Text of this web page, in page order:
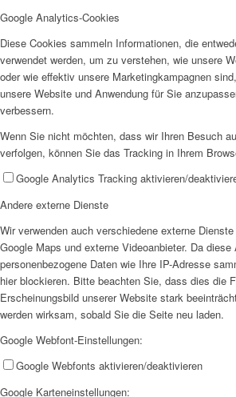
Google Analytics-Cookies
Diese Cookies sammeln Informationen, die
verwendet werden, um zu verstehen, wie unsere
oder wie effektiv unsere Marketingkampagnen
unsere Website und Anwendung für Sie
verbessern.
Wenn Sie nicht möchten, dass wir Ihren Besuch
verfolgen, können Sie das Tracking in Ihrem
Google Analytics Tracking aktivieren/
Andere externe Dienste
Wir verwenden auch verschiedene externe
Google Maps und externe Videoanbieter. Da
personenbezogene Daten wie Ihre IP-Adresse
hier blockieren. Bitte beachten Sie, dass dies die
Erscheinungsbild unserer Website stark
werden wirksam, sobald Sie die Seite neu laden.
Google Webfont-Einstellungen:
Google Webfonts aktivieren/deaktivieren
Google Karteneinstellungen: